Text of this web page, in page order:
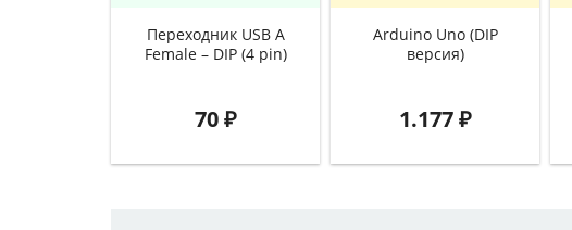
Переходник USB A
Female – DIP (4 pin)
70₽
Arduino Uno (DIP
версия)
1.177₽